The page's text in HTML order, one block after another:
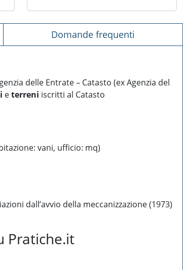
domande frequenti
delle Entrate – Catasto (ex Agenzia del
eterreni iscritti al Catasto
vani, ufficio: mq)
dall’avvio della meccanizzazione (1973)
Pratiche.it